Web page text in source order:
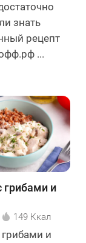
знать
рецепт
...
грибами и
149 Ккал
и